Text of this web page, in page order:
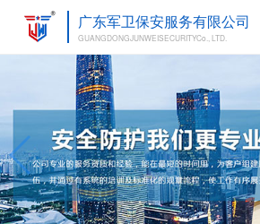
广东军卫保安服务有限公司
GUANGDONGJUNWEISECURITYCo., LTD.